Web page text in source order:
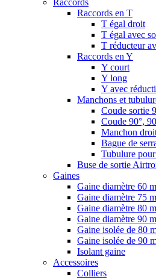
Raccords
Raccords en T
T égal droit
T égal avec
T réducteur
Raccords en Y
Y court
Y long
Y avec
Manchons et
Coude sortie
Coude 90°,
Manchon
Bague de
Tubulure
Buse de sortie
Gaines
Gaine diamètre 60
Gaine diamètre 75
Gaine diamètre 80
Gaine diamètre 90
Gaine isolée de 80
Gaine isolée de 90
Isolant gaine
Accessoires
Colliers